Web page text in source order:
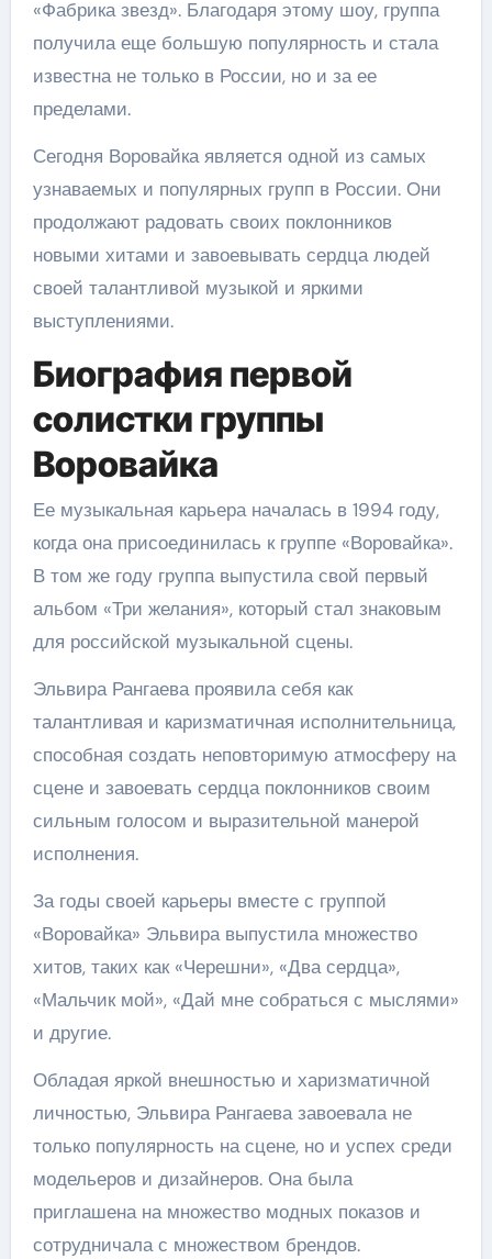
«Фабрика звезд». Благодаря этому шоу, группа
получила еще большую популярность и стала
известна не только в России, но и за ее
пределами.
Сегодня Воровайка является одной из самых
узнаваемых и популярных групп в России. Они
продолжают радовать своих поклонников
новыми хитами и завоевывать сердца людей
своей талантливой музыкой и яркими
выступлениями.
Биография первой
солистки группы
Воровайка
Ее музыкальная карьера началась в 1994 году,
когда она присоединилась к группе «Воровайка».
В том же году группа выпустила свой первый
альбом «Три желания», который стал знаковым
для российской музыкальной сцены.
Эльвира Рангаева проявила себя как
талантливая и каризматичная исполнительница,
способная создать неповторимую атмосферу на
сцене и завоевать сердца поклонников своим
сильным голосом и выразительной манерой
исполнения.
За годы своей карьеры вместе с группой
«Воровайка» Эльвира выпустила множество
хитов, таких как «Черешни», «Два сердца»,
«Мальчик мой», «Дай мне собраться с мыслями»
и другие.
Обладая яркой внешностью и харизматичной
личностью, Эльвира Рангаева завоевала не
только популярность на сцене, но и успех среди
модельеров и дизайнеров. Она была
приглашена на множество модных показов и
сотрудничала с множеством брендов.